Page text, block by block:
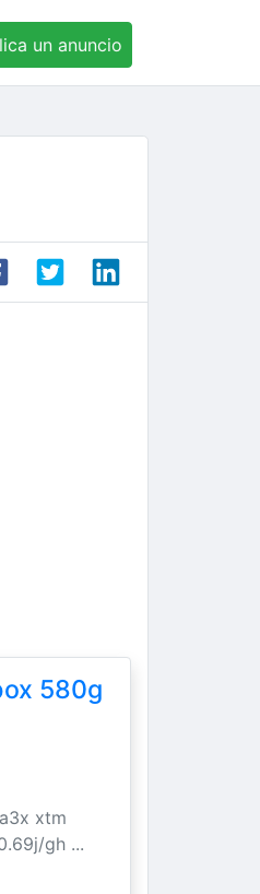
un anuncio
580g
xtm
gh ...